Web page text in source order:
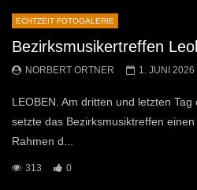
ECHTZEIT FOTOGALERIE
Bezirksmusikertreffen
NORBERT ORTNER 1. JUNI 2026
LEOBEN. Am dritten und letzten
setzte das Bezirksmusiktreffen
Rahmen d...
313 0